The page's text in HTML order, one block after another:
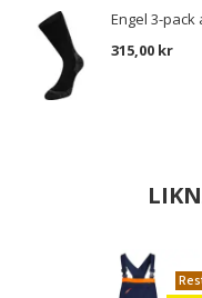
Engel 3-
315,00 kr